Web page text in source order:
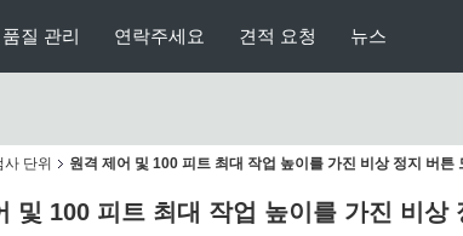
품질 관리 연락주세요 견적 요청 뉴스
단위 원격 제어 및 100 피트 최대 작업 높이를 가진 비상 정지 버튼
및 100 피트 최대 작업 높이를 가진 비상